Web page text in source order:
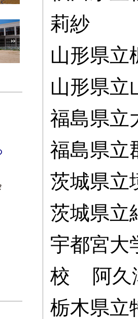
莉紗
山形県
山形県
福島県
福島県
茨城県
茨城県
宇都宮大
校 阿
栃木県立